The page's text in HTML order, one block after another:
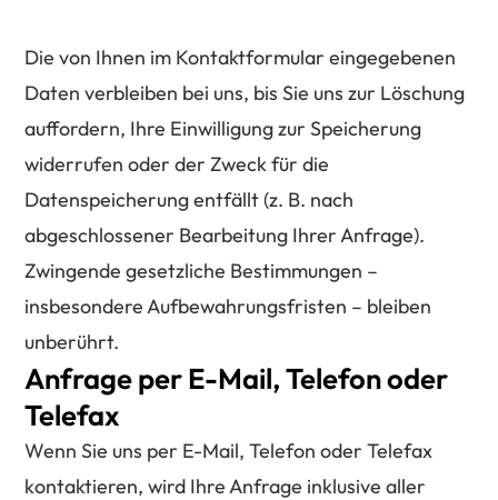
Die von Ihnen im Kontaktformular eingegebenen
Daten verbleiben bei uns, bis Sie uns zur Löschung
auffordern, Ihre Einwilligung zur Speicherung
widerrufen oder der Zweck für die
Datenspeicherung entfällt (z. B. nach
abgeschlossener Bearbeitung Ihrer Anfrage).
Zwingende gesetzliche Bestimmungen –
insbesondere Aufbewahrungsfristen – bleiben
unberührt.
Anfrage per E-Mail, Telefon oder
Telefax
Wenn Sie uns per E-Mail, Telefon oder Telefax
kontaktieren, wird Ihre Anfrage inklusive aller